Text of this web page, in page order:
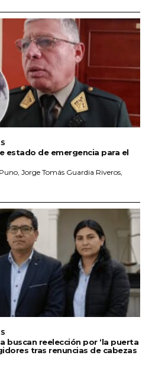
estado de emergencia para el
Jorge Tomás Guardia Riveros,
buscan reelección por ‘la puerta
tras renuncias de cabezas